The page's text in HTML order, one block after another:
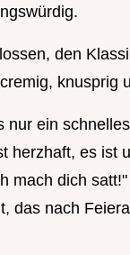
den
knusprig
nur ein
herzhaft, es ist
mach dich
das nach